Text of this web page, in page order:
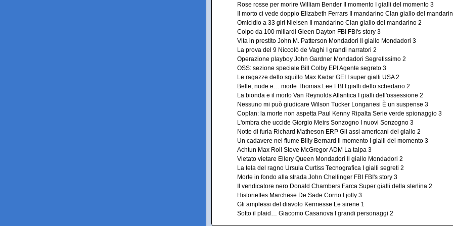
Rose rosse per morire William Bender Il momento I gialli del momento 3
Il morto ci vede doppio Elizabeth Ferrars Il mandarino Clan giallo del
Omicidio a 33 giri Nielsen Il mandarino Clan giallo del mandarino 2
Colpo da 100 miliardi Gleen Dayton FBI FBI's story 3
Vita in prestito John M. Patterson Mondadori Il giallo Mondadori 3
La prova del 9 Niccolò de Vaghi I grandi narratori 2
Operazione playboy John Gardner Mondadori Segretissimo 2
OSS: sezione speciale Bill Colby EPI Agente segreto 3
Le ragazze dello squillo Max Kadar GEI I super gialli USA 2
Belle, nude e… morte Thomas Lee FBI I gialli dello schedario 2
La bionda e il morto Van Reynolds Atlantica I gialli dell'ossessione 2
Nessuno mi può giudicare Wilson Tucker Longanesi È un suspense 3
Coplan: la morte non aspetta Paul Kenny Ripalta Serie verde spionaggio 3
L'ombra che uccide Giorgio Meirs Sonzogno I nuovi Sonzogno 3
Notte di furia Richard Matheson ERP Gli assi americani del giallo 2
Un cadavere nel fiume Billy Bernard Il momento I gialli del momento 3
Achtun Max Roi! Steve McGregor ADM La talpa 3
Vietato vietare Ellery Queen Mondadori Il giallo Mondadori 2
La tela del ragno Ursula Curtiss Tecnografica I gialli segreti 2
Morte in fondo alla strada John Chellinger FBI FBI's story 3
Il vendicatore nero Donald Chambers Farca Super gialli della sterlina 2
Historiettes Marchese De Sade Corno I jolly 3
Gli amplessi del diavolo Kermesse Le sirene 1
Sotto il plaid… Giacomo Casanova I grandi personaggi 2